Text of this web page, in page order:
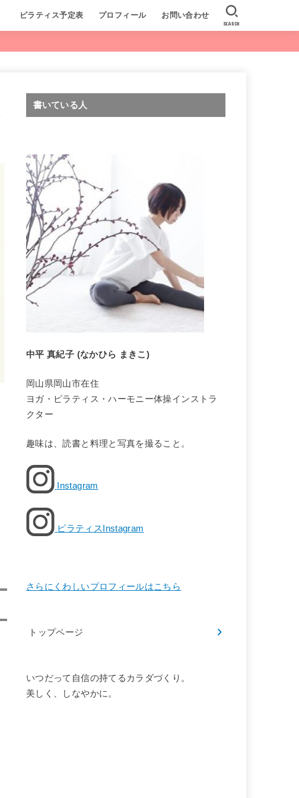
ピラティス予定表 プロフィール お問い合わせ
SEARCH
書いている人
中平 真紀子 (なかひら まきこ)
岡山県岡山市在住
ヨガ・ピラティス・ハーモニー体操インストラ
クター
趣味は、読書と料理と写真を撮ること。
Instagram
ピラティスInstagram
さらにくわしいプロフィールはこちら
トップページ
いつだって自信の持てるカラダづくり。
美しく、しなやかに。